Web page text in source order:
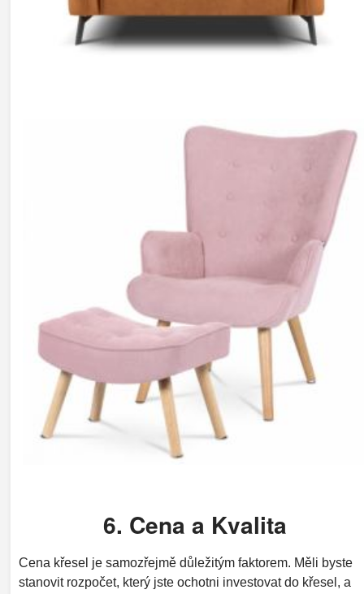
6. Cena a Kvalita
Cena křesel je samozřejmě důležitým faktorem. Měli byste
stanovit rozpočet, který jste ochotni investovat do křesel, a